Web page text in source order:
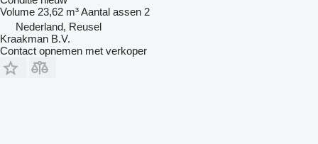
Volume 23,62 m³Aantal assen 2
Nederland, Reusel
Kraakman B.V.
Contact opnemen met verkoper